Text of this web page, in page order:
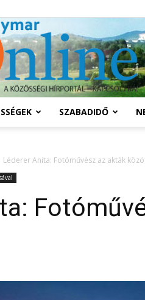
SZABADIDŐ
Léderer Anita: Fotóművész az akták